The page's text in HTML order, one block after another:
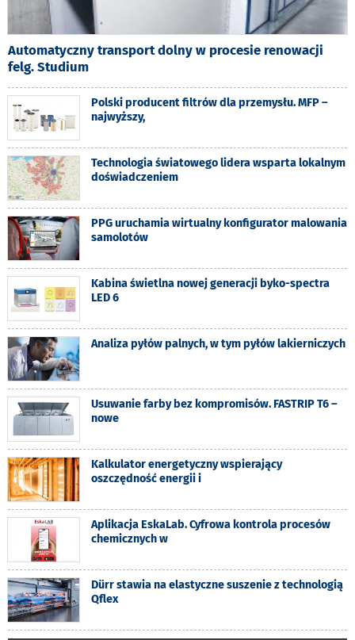
Automatyczny transport dolny w procesie renowacji
felg. Studium
Polski producent filtrów dla przemysłu. MFP –
najwyższy,
Technologia światowego lidera wsparta lokalnym
doświadczeniem
PPG uruchamia wirtualny konfigurator malowania
samolotów
Kabina świetlna nowej generacji byko-spectra
LED 6
Analiza pyłów palnych, w tym pyłów lakierniczych
Usuwanie farby bez kompromisów. FASTRIP T6 –
nowe
Kalkulator energetyczny wspierający
oszczędność energii i
Aplikacja EskaLab. Cyfrowa kontrola procesów
chemicznych w
Dürr stawia na elastyczne suszenie z technologią
Qflex